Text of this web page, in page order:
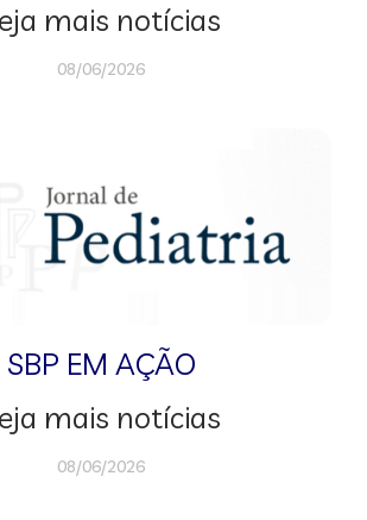
mais notícias
08/06/2026
SBP EM AÇÃO
mais notícias
08/06/2026